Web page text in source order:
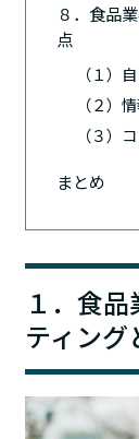
８．食品
点
（１）
（２）
（３）
まとめ
１．食
ティング